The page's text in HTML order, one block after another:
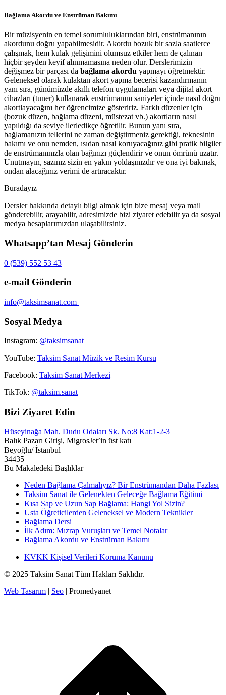
Bağlama Akordu ve Enstrüman Bakımı
Bir müzisyenin en temel sorumluluklarından biri, enstrümanının
akordunu doğru yapabilmesidir. Akordu bozuk bir sazla saatlerce
çalışmak, hem kulak gelişimini olumsuz etkiler hem de çalınan
hiçbir şeyden keyif alınmamasına neden olur. Derslerimizin
değişmez bir parçası da bağlama akordu yapmayı öğretmektir.
Geleneksel olarak kulaktan akort yapma becerisi kazandırmanın
yanı sıra, günümüzde akıllı telefon uygulamaları veya dijital akort
cihazları (tuner) kullanarak enstrümanını saniyeler içinde nasıl doğru
akortlayacağını her öğrencimize gösteririz. Farklı düzenler için
(bozuk düzen, bağlama düzeni, müstezat vb.) akortların nasıl
yapıldığı da seviye ilerledikçe öğretilir. Bunun yanı sıra,
bağlamanızın tellerini ne zaman değiştirmeniz gerektiği, teknesinin
bakımı ve onu nemden, ısıdan nasıl koruyacağınız gibi pratik bilgiler
de enstrümanınızla olan bağınızı güçlendirir ve onun ömrünü uzatır.
Unutmayın, sazınız sizin en yakın yoldaşınızdır ve ona iyi bakmak,
ondan alacağınız verimi de artıracaktır.
Buradayız
Dersler hakkında detaylı bilgi almak için bize mesaj veya mail
gönderebilir, arayabilir, adresimizde bizi ziyaret edebilir ya da sosyal
medya hesaplarımızdan ulaşabilirsiniz.
Whatsapp’tan Mesaj Gönderin
0 (539) 552 53 43
e-mail Gönderin
info@taksimsanat.com
Sosyal Medya
Instagram: @taksimsanat
YouTube: Taksim Sanat Müzik ve Resim Kursu
Facebook: Taksim Sanat Merkezi
TikTok: @taksim.sanat
Bizi Ziyaret Edin
Hüseyinağa Mah. Dudu Odaları Sk. No:8 Kat:1-2-3
Balık Pazarı Girişi, MigrosJet’in üst katı
Beyoğlu/ İstanbul
34435
Bu Makaledeki Başlıklar
Neden Bağlama Çalmalıyız? Bir Enstrümandan Daha Fazlası
Taksim Sanat ile Gelenekten Geleceğe Bağlama Eğitimi
Kısa Sap ve Uzun Sap Bağlama: Hangi Yol Sizin?
Usta Öğreticilerden Geleneksel ve Modern Teknikler
Bağlama Dersi
İlk Adım: Mızrap Vuruşları ve Temel Notalar
Bağlama Akordu ve Enstrüman Bakımı
KVKK Kişisel Verileri Koruma Kanunu
© 2025 Taksim Sanat Tüm Hakları Saklıdır.
Web Tasarım | Seo | Promedyanet